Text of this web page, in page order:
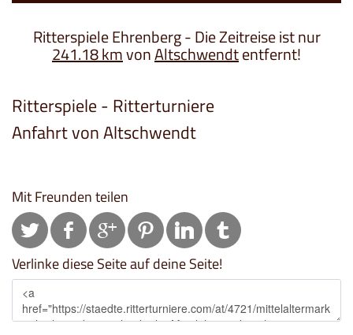
Ritterspiele Ehrenberg - Die Zeitreise ist nur
241.18 kmvonAltschwendtentfernt!
Ritterspiele - Ritterturniere
Anfahrt von Altschwendt
Mit Freunden teilen
Verlinke diese Seite auf deine Seite!